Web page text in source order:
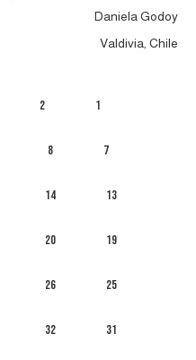
Daniela Godoy
Valdivia, Chile
1
2
7
8
13
14
19
20
25
26
31
32